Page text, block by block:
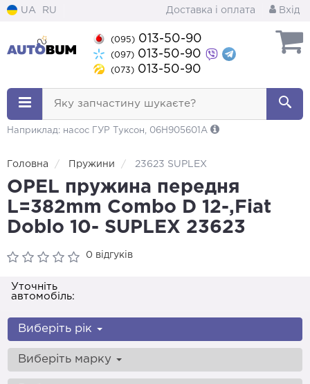
UA RU Доставка і оплата Вхід
(095) 013-50-90
(097) 013-50-90
(073) 013-50-90
Яку запчастину шукаєте?
Наприклад: насос ГУР Туксон, 06H905601A
Головна Пружини 23623 SUPLEX
OPEL пружина передня
L=382mm Combo D 12-,Fiat
Doblo 10- SUPLEX 23623
0 відгуків
Уточніть
автомобіль:
Виберіть рік
Виберіть марку